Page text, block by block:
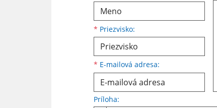
* Priezvisko:
* E-mailová adresa:
Príloha: